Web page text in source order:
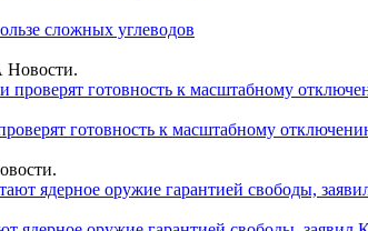
сложных углеводов
готовность к масштабному